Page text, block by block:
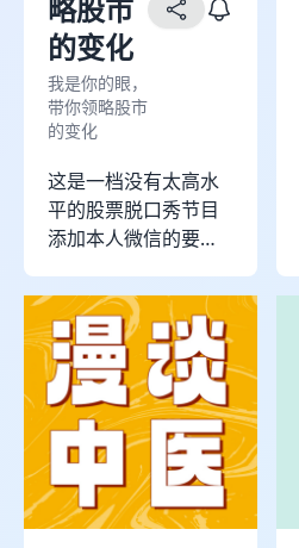
略股市
的变化
我是你的眼，
带你领略股市
的变化
这是一档没有太高水
平的股票脱口秀节目
添加本人微信的要求
的那一期，里面有详
细的说明 小红书和抖
音名:一双看透真相的
双眼，里面有一点微
不足道的技术分析，
希望能对大家有用